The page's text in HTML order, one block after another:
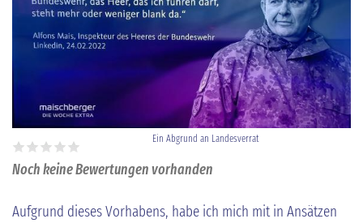
Ein Abgrund an Landesverrat
Noch keine Bewertungen vorhanden
Aufgrund dieses Vorhabens, habe ich mich mit in Ansätzen